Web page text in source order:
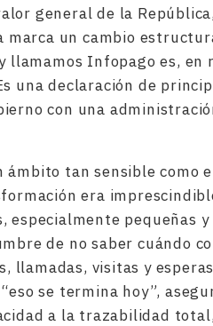
general de la
marca un cambio
llamamos Infopago es, en
una declaración de
con una
tan sensible como
era
pequeñas y
de no saber cuándo
visitas y
se termina hoy”,
a la trazabilidad